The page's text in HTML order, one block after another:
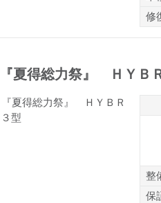
修
夏得総力祭』 ＨＹ
整
保